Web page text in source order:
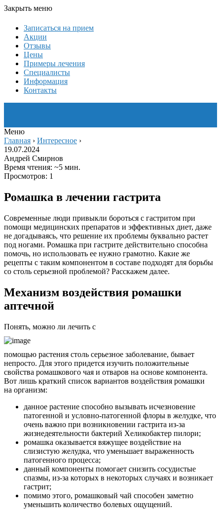
Закрыть меню
Записаться на прием
Акции
Отзывы
Цены
Примеры лечения
Специалисты
Информация
Контакты
Меню
Главная › Интересное ›
19.07.2024
Андрей Смирнов
Время чтения: ~5 мин.
Просмотров: 1
Ромашка в лечении гастрита
Современные люди привыкли бороться с гастритом при
помощи медицинских препаратов и эффективных диет, даже
не догадываясь, что решение их проблемы буквально растет
под ногами. Ромашка при гастрите действительно способна
помочь, но использовать ее нужно грамотно. Какие же
рецепты с таким компонентом в составе подходят для борьбы
со столь серьезной проблемой? Расскажем далее.
Механизм воздействия ромашки
аптечной
Понять, можно ли лечить с
помощью растения столь серьезное заболевание, бывает
непросто. Для этого придется изучить положительные
свойства ромашкового чая и отваров на основе компонента.
Вот лишь краткий список вариантов воздействия ромашки
на организм:
данное растение способно вызывать исчезновение
патогенной и условно-патогенной флоры в желудке, что
очень важно при возникновении гастрита из-за
жизнедеятельности бактерий Хеликобактер пилори;
ромашка оказывается вяжущее воздействие на
слизистую желудка, что уменьшает выраженность
патогенного процесса;
данный компоненты помогает снизить сосудистые
спазмы, из-за которых в некоторых случаях и возникает
гастрит;
помимо этого, ромашковый чай способен заметно
уменьшить количество болевых ощущений.